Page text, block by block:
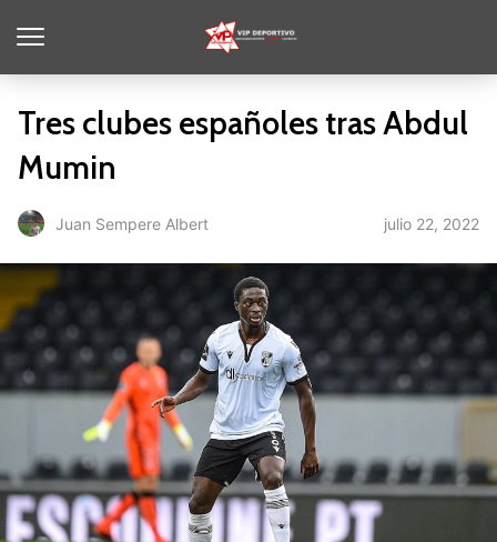
Tres clubes españoles tras Abdul
Mumin
Juan Sempere Albert julio 22, 2022